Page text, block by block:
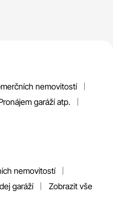
nemovitostí
garáží atp.
nemovitostí
garáží Zobrazit vše